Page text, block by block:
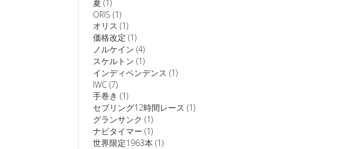
夏 (1)
ORIS (1)
オリス (1)
価格改定 (1)
ノルケイン (4)
スケルトン (1)
インディペンデンス (1)
IWC (7)
手巻き (1)
セブリング12時間レース (1)
グランサンク (1)
ナビタイマー (1)
世界限定1963本 (1)